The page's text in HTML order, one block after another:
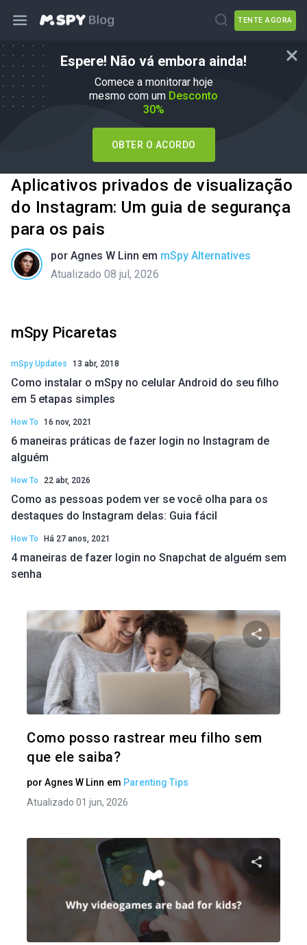
TENTE AGORA
Espere! Não vá embora ainda!
Comece a monitorar hoje
mesmo com um Desconto
30%
OBTER O ACORDO
Aplicativos privados de visualização
do Instagram: Um guia de segurança
para os pais
por Agnes W Linn em mSpy Alternatives
Atualizado 08 jul, 2026
mSpy Picaretas
mSpy Updates 13 abr, 2018
Como instalar o mSpy no celular Android do seu filho
em 5 etapas simples
How To 16 nov, 2021
6 maneiras práticas de fazer login no Instagram de
alguém
How To 22 abr, 2026
Como as pessoas podem ver se você olha para os
destaques do Instagram delas: Guia fácil
How To Há 27 anos, 2021
4 maneiras de fazer login no Snapchat de alguém sem
senha
Como posso rastrear meu filho sem
que ele saiba?
por Agnes W Linn em Parenting Tips
Atualizado 01 jun, 2026